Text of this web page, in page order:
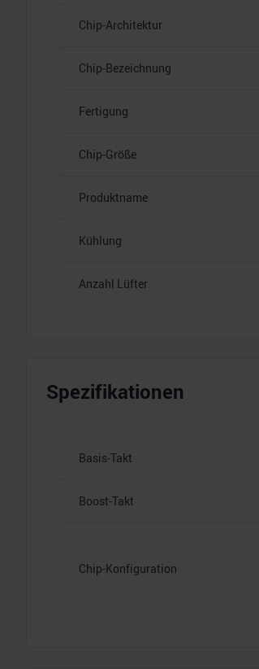
Chip-Architektur
Chip-Bezeichnung
Fertigung
Chip-Größe
Produktname
Kühlung
Anzahl Lüfter
Spezifikationen
Basis-Takt
Boost-Takt
Chip-Konfiguration